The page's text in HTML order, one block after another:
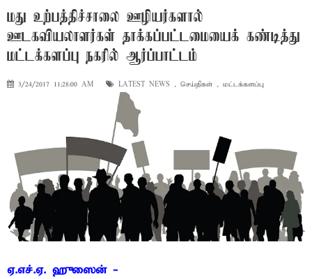
மது உற்பத்திச்சாலை ஊழியர்களால்
ஊடகவியலாளர்கள் தாக்கப்பட்டமையைக் கண்டித்து
மட்டக்களப்பு நகரில் ஆர்ப்பாட்டம்
3/24/2017 11:28:00 AM LATEST NEWS , செய்திகள் , மட்டக்களப்பு
ஏ.எச்.ஏ. ஹுஸைன் -